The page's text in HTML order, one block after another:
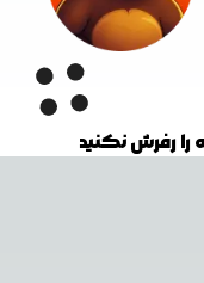
رفرش نکنید